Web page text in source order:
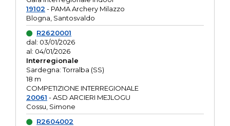
19102 - PAMA Archery Milazzo
Blogna, Santosvaldo
R2620001
dal: 03/01/2026
al: 04/01/2026
Interregionale
Sardegna: Torralba (SS)
18 m
COMPETIZIONE INTERREGIONALE
20061 - ASD ARCIERI MEJLOGU
Cossu, Simone
R2604002